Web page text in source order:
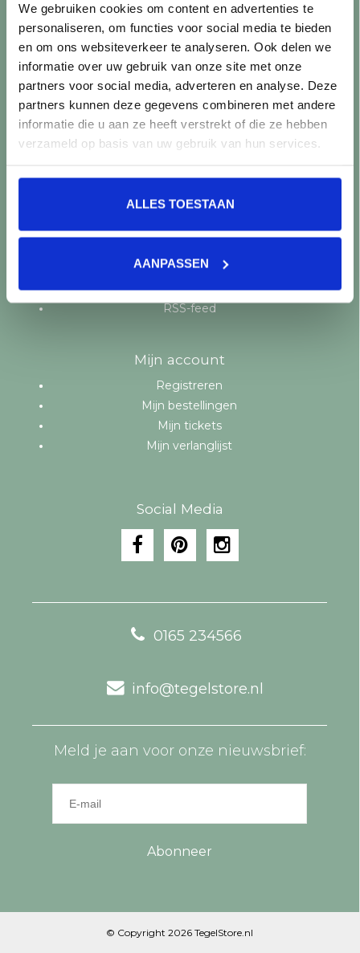
We gebruiken cookies om content en advertenties te
personaliseren, om functies voor social media te bieden
en om ons websiteverkeer te analyseren. Ook delen we
informatie over uw gebruik van onze site met onze
partners voor social media, adverteren en analyse. Deze
partners kunnen deze gegevens combineren met andere
informatie die u aan ze heeft verstrekt of die ze hebben
verzameld op basis van uw gebruik van hun services.
ALLES TOESTAAN
AANPASSEN
Mix & Match
Klantenservice
Veelgestelde vragen
Over TegelStore.nl
Contact
Algemene voorwaarden
Privacy Policy
Producten
Alle producten
Nieuwe producten
Merken
Tags
RSS-feed
Mijn account
Registreren
Mijn bestellingen
Mijn tickets
Mijn verlanglijst
Social Media
0165 234566
info@tegelstore.nl
Meld je aan voor onze nieuwsbrief:
Abonneer
© Copyright 2026 TegelStore.nl